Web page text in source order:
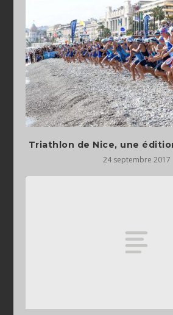
Triathlon de Nice, une
24 septembre 2017